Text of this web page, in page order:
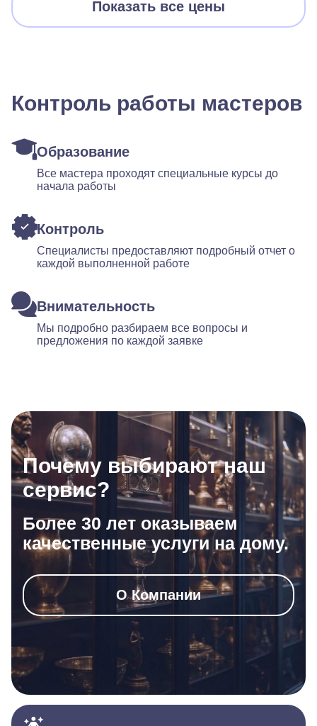
Показать все цены
Контроль работы мастеров
Образование
Все мастера проходят специальные курсы до
начала работы
Контроль
Специалисты предоставляют подробный отчет о
каждой выполненной работе
Внимательность
Мы подробно разбираем все вопросы и
предложения по каждой заявке
Почему выбирают наш
сервис?
Более 30 лет оказываем
качественные услуги на дому.
О Компании